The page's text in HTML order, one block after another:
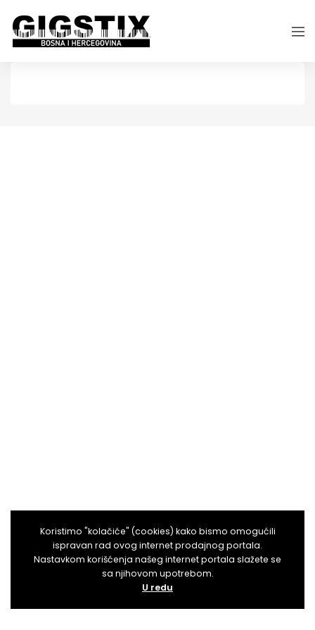
Koristimo "kolačiće" (cookies) kako bismo omogućili
ispravan rad ovog internet prodajnog portala.
Nastavkom korišćenja našeg internet portala slažete se
sa njihovom upotrebom.
U redu